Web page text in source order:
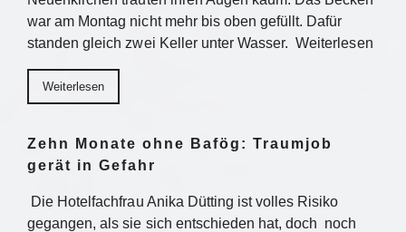
war am Montag nicht mehr bis oben gefüllt. Dafür
standen gleich zwei Keller unter Wasser. Weiterlesen
Weiterlesen
Zehn Monate ohne Bafög: Traumjob
gerät in Gefahr
Die Hotelfachfrau Anika Dütting ist volles Risiko
gegangen, als sie sich entschieden hat, doch noch